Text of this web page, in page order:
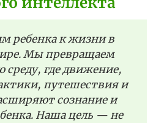
ребенка к жизни в
Мы превращаем
где движение,
путешествия и
сознание и
Наша цель — не